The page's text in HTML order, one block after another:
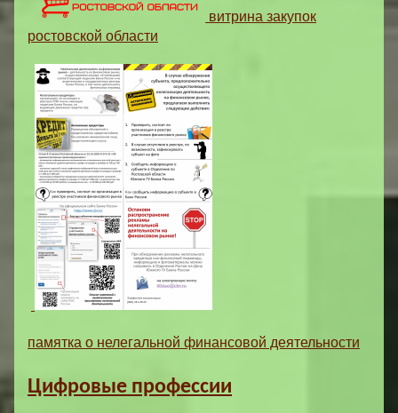
витрина закупок
ростовской области
памятка о нелегальной финансовой деятельности
Цифровые профессии